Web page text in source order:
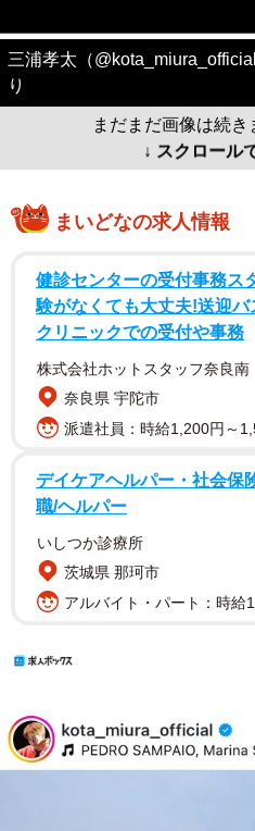
三浦孝太（
り
まだまだ画像は続き
↓ スクロール
まいどなの求人情報
健診センターの受付事務ス
験がなくても大丈夫!送迎
クリニックでの受付や事務
株式会社ホットスタッフ奈良南
奈良県 宇陀市
派遣社員：時給1,200円～
デイケアヘルパー・社会保
職/ヘルパー
いしつか診療所
茨城県 那珂市
アルバイト・パート：時給